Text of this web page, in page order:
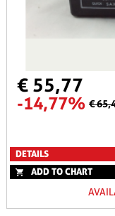
€ 55,77
-14,77% €
DETAILS
ADD TO CHART